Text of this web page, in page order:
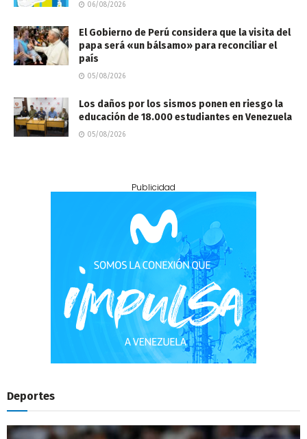
06/08/2026
El Gobierno de Perú considera que la visita del
papa será «un bálsamo» para reconciliar el
país
05/08/2026
Los daños por los sismos ponen en riesgo la
educación de 18.000 estudiantes en Venezuela
05/08/2026
Publicidad
Deportes